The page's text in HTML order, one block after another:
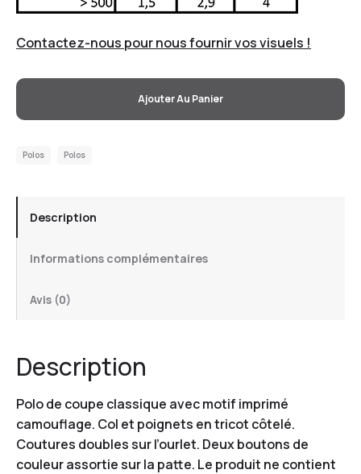
Contactez-nous pour nous fournir vos visuels !
Ajouter Au Panier
Polos Polos
Description
Informations complémentaires
Avis (0)
Description
Polo de coupe classique avec motif imprimé
camouflage. Col et poignets en tricot côtelé.
Coutures doubles sur l’ourlet. Deux boutons de
couleur assortie sur la patte. Le produit ne contient